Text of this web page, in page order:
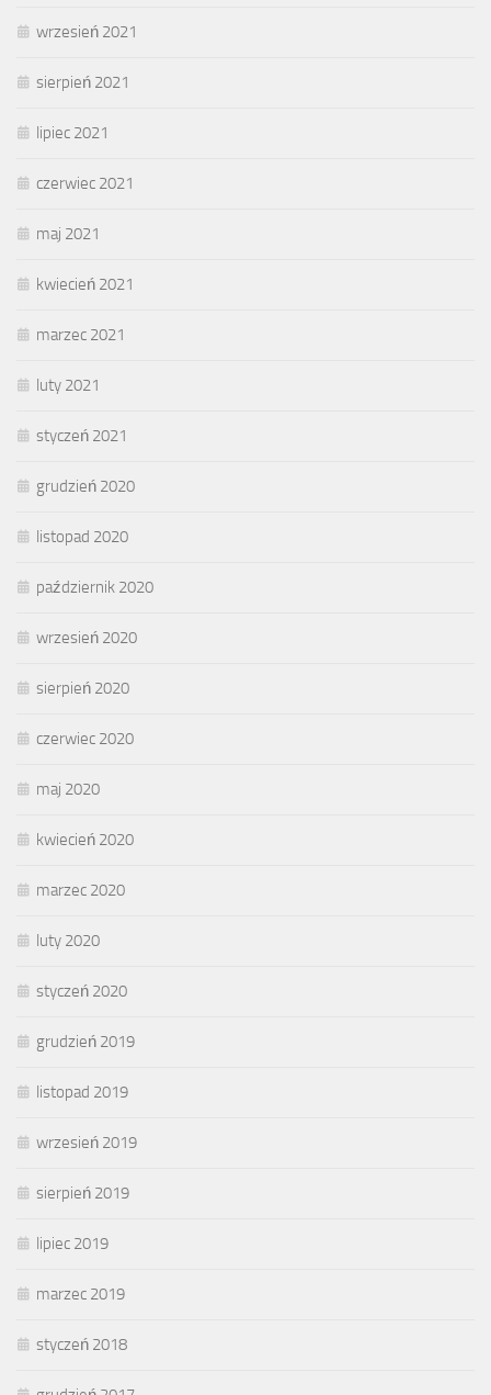
wrzesień 2021
sierpień 2021
lipiec 2021
czerwiec 2021
maj 2021
kwiecień 2021
marzec 2021
luty 2021
styczeń 2021
grudzień 2020
listopad 2020
październik 2020
wrzesień 2020
sierpień 2020
czerwiec 2020
maj 2020
kwiecień 2020
marzec 2020
luty 2020
styczeń 2020
grudzień 2019
listopad 2019
wrzesień 2019
sierpień 2019
lipiec 2019
marzec 2019
styczeń 2018